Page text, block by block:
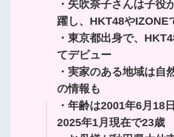
・矢吹奈子さんは子役
躍し、HKT48やIZONE
・東京都出身で、
てデビュー
・実家のある地域は自
の情報も
・年齢は2001年6月18
2025年1月現在で23歳